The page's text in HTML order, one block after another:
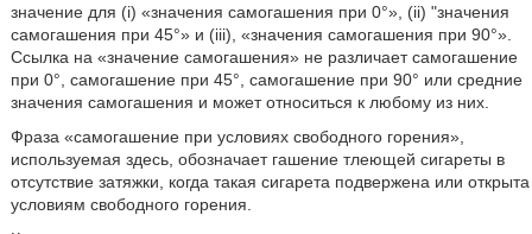
значение для (i) «значения самогашения при 0°», (ii) "значения
самогашения при 45°» и (iii), «значения самогашения при 90°».
Ссылка на «значение самогашения» не различает самогашение
при 0°, самогашение при 45°, самогашение при 90° или средние
значения самогашения и может относиться к любому из них.
Фраза «самогашение при условиях свободного горения»,
используемая здесь, обозначает гашение тлеющей сигареты в
отсутствие затяжки, когда такая сигарета подвержена или открыта
условиям свободного горения.